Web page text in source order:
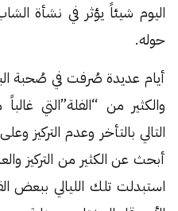
اليوم شيئاً يؤثر في نشأة
حوله.
أيام عديدة صُرفت في صُحبة
والكثير من “الفلة”التي
التالي بالتأخر وعدم التركيز
أبحث عن الكثير من التركيز
استبدلت تلك الليالي ببعض